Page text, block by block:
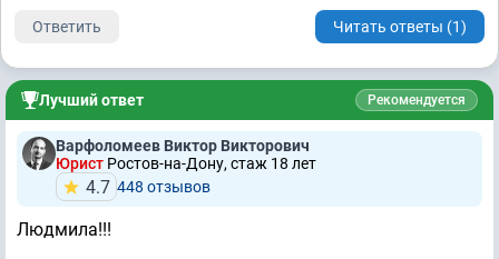
Ответить Читать ответы (1)
Лучший ответ Рекомендуется
Варфоломеев Виктор Викторович
Юрист Ростов-на-Дону, стаж 18 лет
4.7 448 отзывов
Людмила!!!